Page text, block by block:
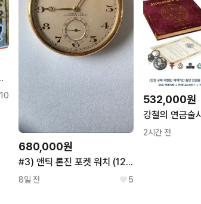
희왕 QCLP-JP005
10
680,000원
#3) 앤틱 론진 포켓 워치 (120년)
8일 전 5
532,000원
2시간 전